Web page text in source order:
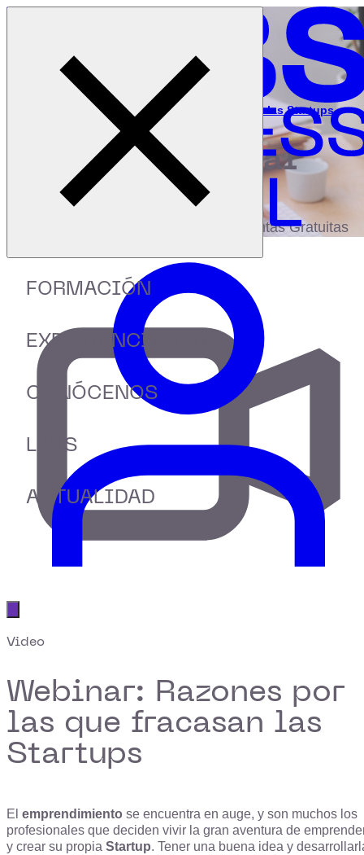
FORMACIÓN
EXPERIENCIA IEBS
CONÓCENOS
LABS
ACTUALIDAD
Inicio
Recursos
Webinar: Razones por las que fracasan las Startups
bibliotecadigital
Accede a más de 150 Recursos, Guías,
eBooks,Plantillas, Estudios y Herramientas Gratuitas
Video
Webinar: Razones por
las que fracasan las
Startups
El emprendimiento se encuentra en auge, y son muchos los
profesionales que deciden vivir la gran aventura de
y crear su propia Startup. Tener una buena idea y